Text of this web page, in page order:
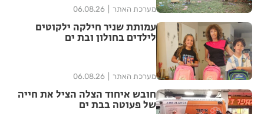
מערכת האתר 06.08.26
עמותת שניר חילקה ילקוטים
לילדים בחולון ובת ים
מערכת האתר 06.08.26
חובש איחוד הצלה הציל את חייה
של פעוטה בבת ים